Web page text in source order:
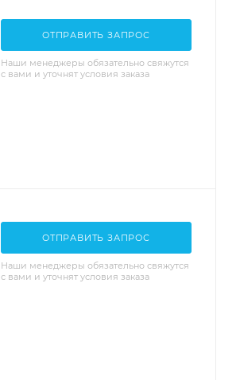
ОТПРАВИТЬ ЗАПРОС
Наши менеджеры обязательно свяжутся
с вами и уточнят условия заказа
ОТПРАВИТЬ ЗАПРОС
Наши менеджеры обязательно свяжутся
с вами и уточнят условия заказа